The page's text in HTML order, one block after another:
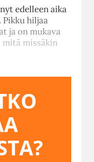
edelleen aika
hiljaa
ja on mukava
mitä missäkin